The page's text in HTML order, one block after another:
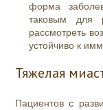
форма
таковым для
рассмотреть
устойчиво к
Тяжелая
Пациентов с